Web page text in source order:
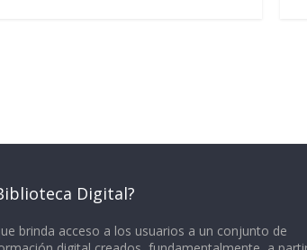
Digital?
brinda acceso a los usuarios a un conjunto de